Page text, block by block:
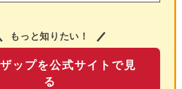
もっと知りたい！
ップを公式サイトで見
る